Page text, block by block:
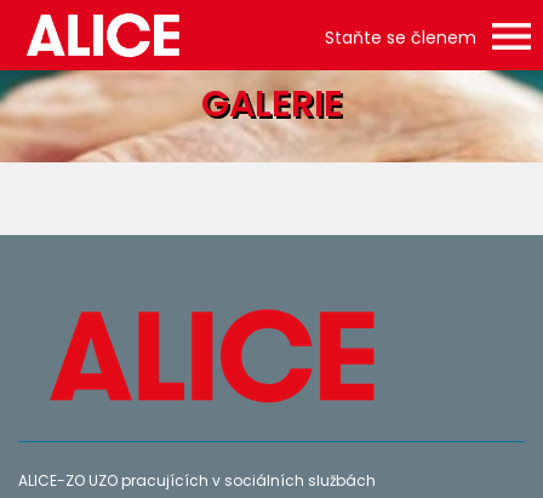
Staňte se členem
GALERIE
ALICE-ZO UZO pracujících v sociálních službách